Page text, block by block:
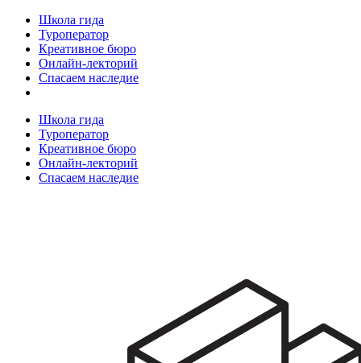
Школа гида
Туроператор
Креативное бюро
Онлайн-лекторий
Спасаем наследие
Школа гида
Туроператор
Креативное бюро
Онлайн-лекторий
Спасаем наследие